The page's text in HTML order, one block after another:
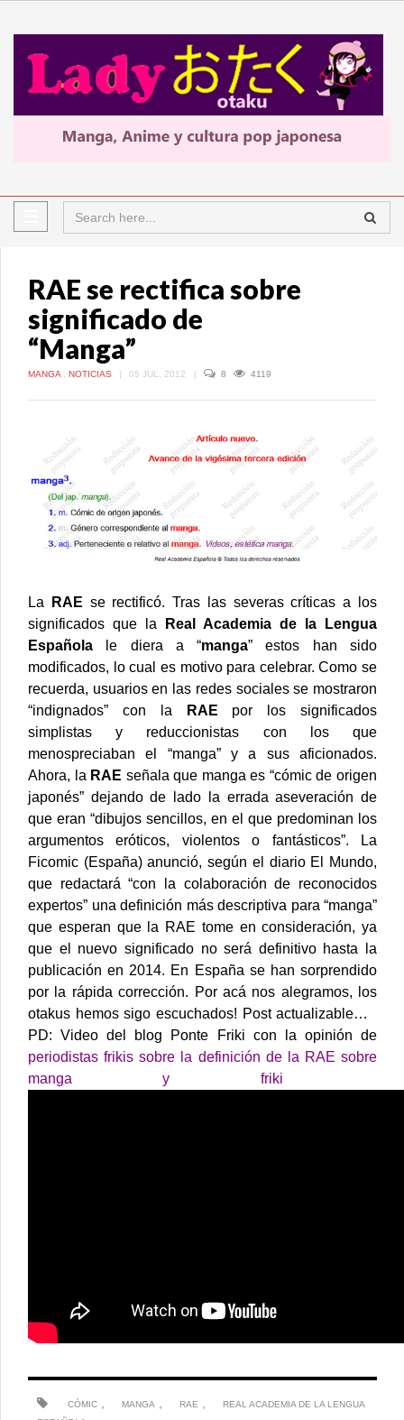
RAE se rectifica sobre
significado de
“Manga”
MANGA , NOTICIAS | 05 JUL, 2012 | 8 4119
La RAE se rectificó. Tras las severas críticas a los
significados que la
Real Academia de la Lengua
Española le diera a “manga” estos han sido
modificados, lo cual es motivo para celebrar. Como se
recuerda, usuarios en las redes sociales se mostraron
“indignados” con la
RAE por los significados
simplistas y reduccionistas con los que
menospreciaban el “manga” y a sus aficionados.
Ahora, la RAE señala que manga es “cómic de origen
japonés” dejando de lado la errada aseveración de
que eran “dibujos sencillos, en el que predominan los
argumentos eróticos, violentos o fantásticos”.
La
Ficomic (España) anunció, según el diario El Mundo,
que redactará “con la colaboración de reconocidos
expertos” una definición más descriptiva para “manga”
que esperan que la RAE tome en consideración, ya
que el nuevo significado no será definitivo hasta la
publicación en 2014. En España se han sorprendido
por la rápida corrección. Por acá nos alegramos, los
otakus hemos sigo escuchados! Post actualizable…
PD: Video del blog Ponte Friki con la opinión de
periodistas frikis sobre la definición de la RAE sobre
manga y friki
CÓMIC , MANGA , RAE ,
REAL ACADEMIA DE LA LENGUA